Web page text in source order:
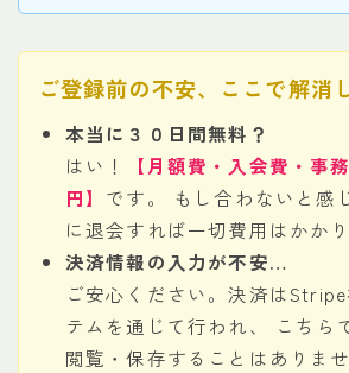
ご登録前の不安、ここで解消
本当に３０日間無料？
はい！
【月額費・入会費・事
円】 です。 もし合わないと感
に退会すれば一切費用はかかり
決済情報の入力が不安…
ご安心ください。決済は
テムを通じて行われ、 こちら
閲覧・保存することはありませ